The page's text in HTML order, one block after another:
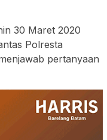
30 Maret 2020
Polresta
pertanyaan